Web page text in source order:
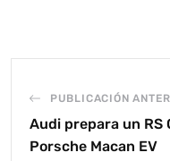
PUBLICACIÓN
Audi prepara un RS
Porsche Macan EV